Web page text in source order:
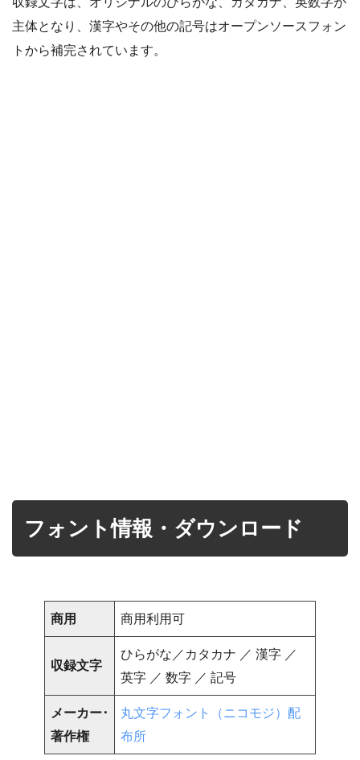
主体となり、漢字やその他の記号はオープンソースフォン
トから補完されています。
フォント情報・ダウンロード
商用 商用利用可
収録文字
ひらがな／カタカナ ／ 漢字 ／
英字 ／ 数字 ／ 記号
メーカー･
著作権
丸文字フォント（ニコモジ）配
布所